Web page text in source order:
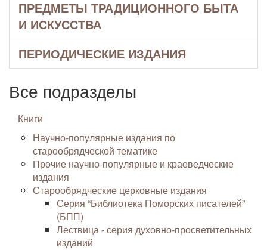
ПРЕДМЕТЫ ТРАДИЦИОННОГО БЫТА
И ИСКУССТВА
ПЕРИОДИЧЕСКИЕ ИЗДАНИЯ
Все подразделы
Книги
Научно-популярные издания по
старообрядческой тематике
Прочие научно-популярные и краеведческие
издания
Старообрядческие церковные издания
Серия “Библиотека Поморских писателей”
(БПП)
Лествица - серия духовно-просветительных
изданий